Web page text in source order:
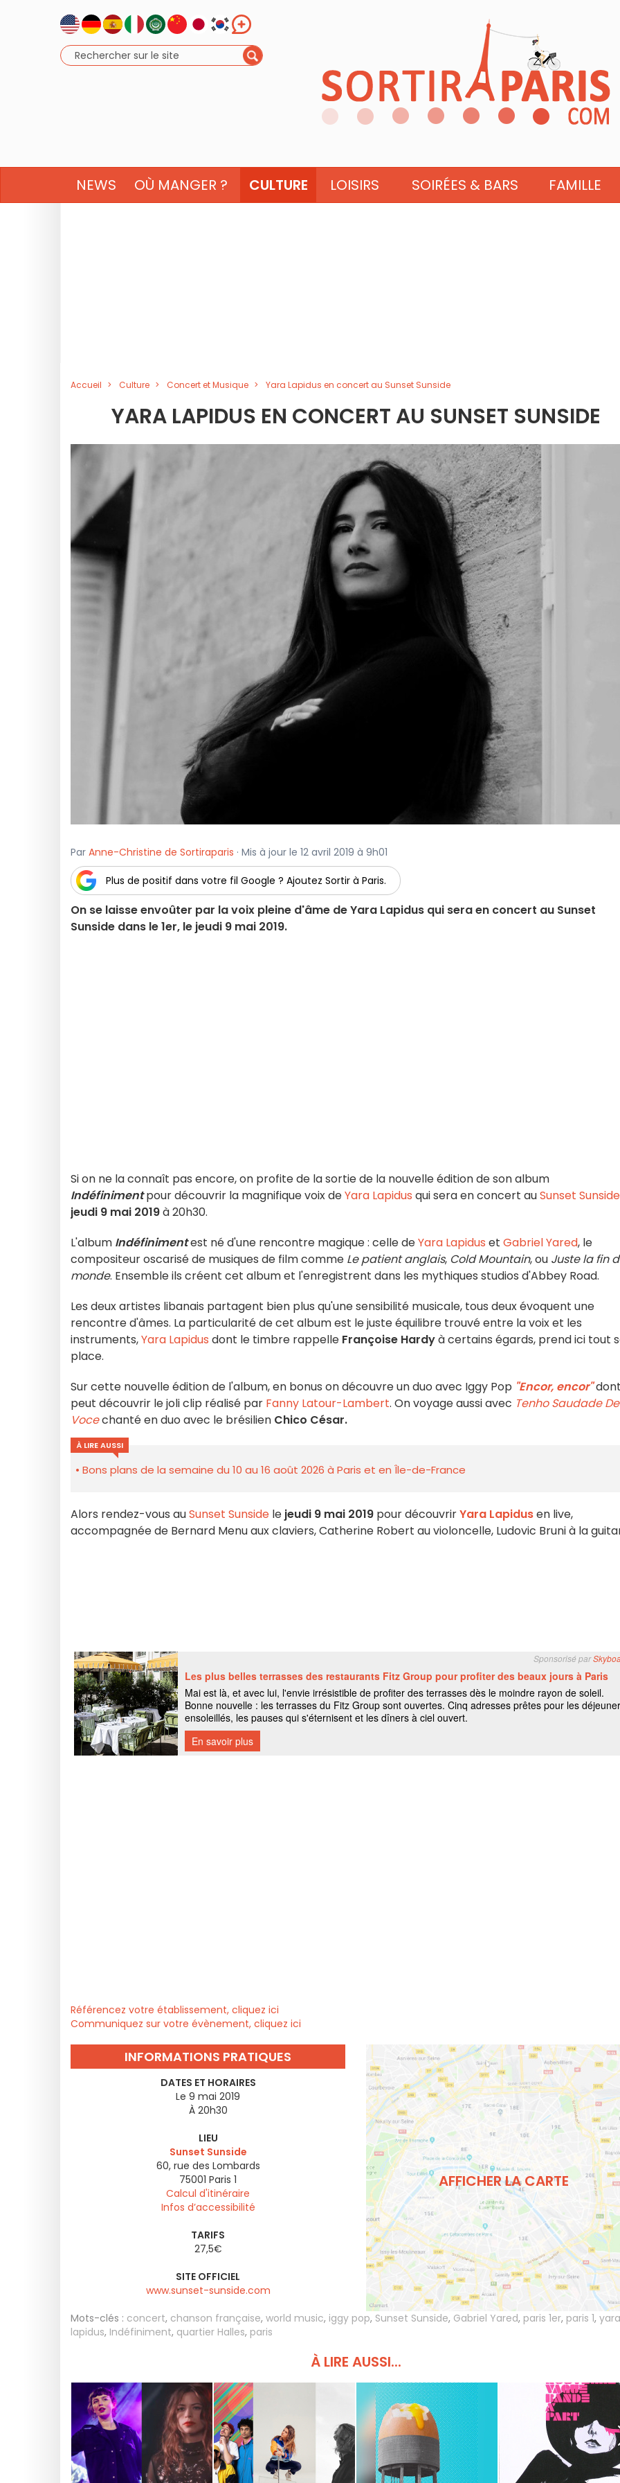
NEWS OÙ MANGER ? CULTURE LOISIRS SOIRÉES & BARS FAMILLE
Accueil Culture Concert et Musique Yara Lapidus en concert au Sunset Sunside
YARA LAPIDUS EN CONCERT AU SUNSET SUNSIDE
Par Anne-Christine de Sortiraparis · Mis à jour le 12 avril 2019 à 9h01
Plus de positif dans votre fil Google ? Ajoutez Sortir à Paris.
On se laisse envoûter par la voix pleine d'âme de Yara Lapidus qui sera en concert au Sunset
Sunside dans le 1er, le jeudi 9 mai 2019.
Si on ne la connaît pas encore, on profite de la sortie de la nouvelle édition de son album
Indéfinimentpour découvrir la magnifique voix deYara Lapidus qui sera en concert auSunset Sunside
jeudi 9 mai 2019à 20h30.
L'album Indéfinimentest né d'une rencontre magique : celle deYara Lapidus et Gabriel Yared, le
compositeur oscarisé de musiques de film comme Le patient anglais, Cold Mountain, ou Juste la fin
monde. Ensemble ils créent cet album et l'enregistrent dans les mythiques studios d'Abbey Road.
Les deux artistes libanais partagent bien plus qu'une sensibilité musicale, tous deux évoquent une
rencontre d'âmes. La particularité de cet album est le juste équilibre trouvé entre la voix et les
instruments,Yara Lapidus dont le timbre rappelle Françoise Hardyà certains égards, prend ici tout
place.
Sur cette nouvelle édition de l'album, en bonus on découvre un duo avec Iggy Pop "Encor, encor"
peut découvrir le joli clip réalisé par Fanny Latour-Lambert. On voyage aussi avec Tenho Saudade De
Vocechantéen duo avec le brésilien Chico César.
À LIRE AUSSI
Bons plans de la semaine du 10 au 16 août 2026 à Paris et en Île-de-France
Alors rendez-vous auSunset Sunside le jeudi 9 mai 2019 pour découvrirYara Lapidusen live,
accompagnée de Bernard Menu aux claviers, Catherine Robert au violoncelle, Ludovic Bruni à la
Référencez votre établissement, cliquez ici
Communiquez sur votre évènement, cliquez ici
INFORMATIONS PRATIQUES
DATES ET HORAIRES
Le 9 mai 2019
À 20h30
LIEU
Sunset Sunside
60, rue des Lombards
75001 Paris 1
Calcul d'itinéraire
Infos d’accessibilité
TARIFS
27,5€
SITE OFFICIEL
www.sunset-sunside.com
AFFICHER LA CARTE
Mots-clés : concert, chanson française, world music, iggy pop, Sunset Sunside, Gabriel Yared, paris 1er, paris 1, yara
lapidus, Indéfiniment, quartier Halles, paris
À LIRE AUSSI...